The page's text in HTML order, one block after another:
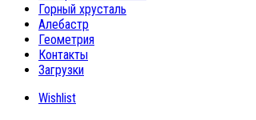
Горный хрусталь
Алебастр
Геометрия
Контакты
Загрузки
Wishlist